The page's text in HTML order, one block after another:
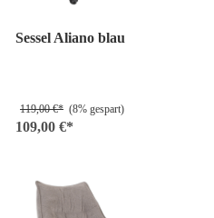
Sessel Aliano blau
119,00 €* (8% gespart)
109,00 €*